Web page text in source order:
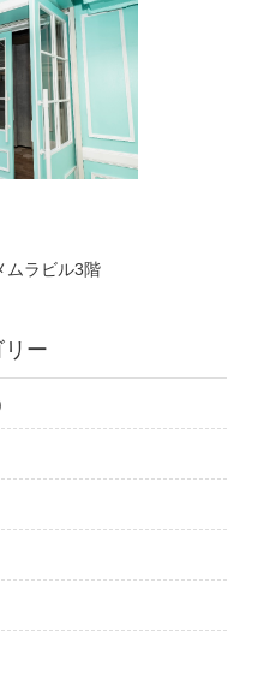
ラビル3階
リー